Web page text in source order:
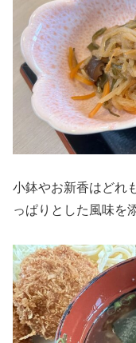
小鉢やお新香はどれ
っぱりとした風味を